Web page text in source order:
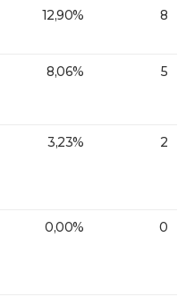
12,90% 8
8,06% 5
3,23% 2
0,00% 0